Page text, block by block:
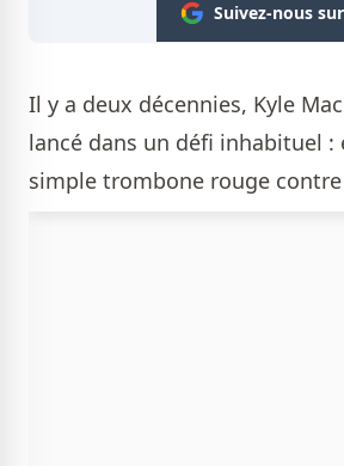
Suivez-nous
Il y a deux décennies, Kyle
lancé dans un défi inhabituel :
simple trombone rouge